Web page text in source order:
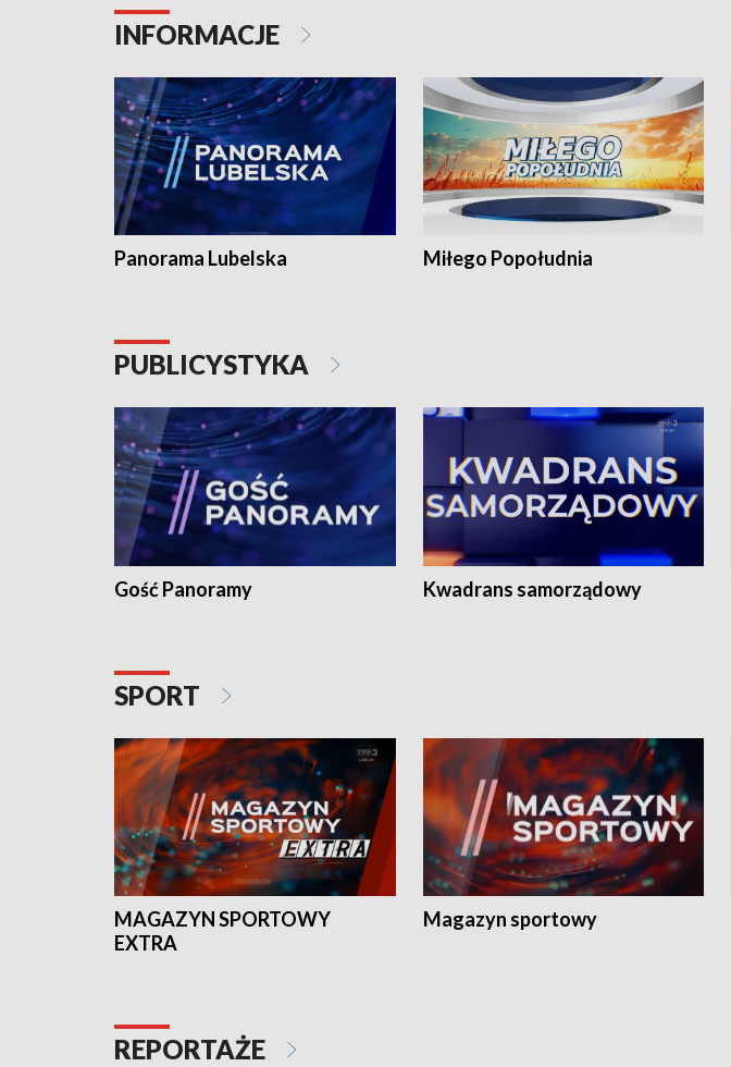
INFORMACJE
Panorama Lubelska Miłego Popołudnia
PUBLICYSTYKA
Gość Panoramy Kwadrans samorządowy
SPORT
MAGAZYN SPORTOWY
EXTRA
Magazyn sportowy
REPORTAŻE